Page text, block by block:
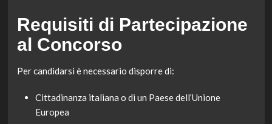
Requisiti di Partecipazione
al Concorso
Per candidarsi è necessario disporre di:
Cittadinanza italiana o di un Paese dell’Unione
Europea